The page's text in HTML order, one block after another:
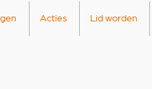
Acties Lid worden